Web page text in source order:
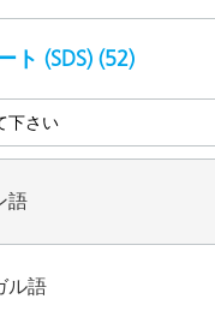
ト (SDS) (52)
語
ル語